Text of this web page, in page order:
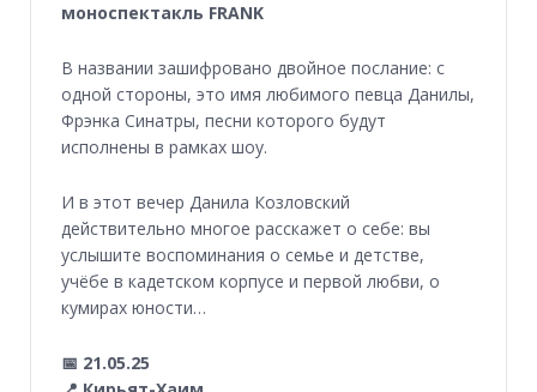
моноспектакль FRANK
В названии зашифровано двойное послание: с
одной стороны, это имя любимого певца Данилы,
Фрэнка Синатры, песни которого будут
исполнены в рамках шоу.
И в этот вечер Данила Козловский
действительно многое расскажет о себе: вы
услышите воспоминания о семье и детстве,
учёбе в кадетском корпусе и первой любви, о
кумирах юности…
📅 21.05.25